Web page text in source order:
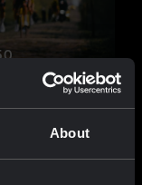
About
rekent op
Roubaix